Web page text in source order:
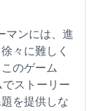
マンには、進
々に難しく
のゲーム
ストーリー
を提供しな